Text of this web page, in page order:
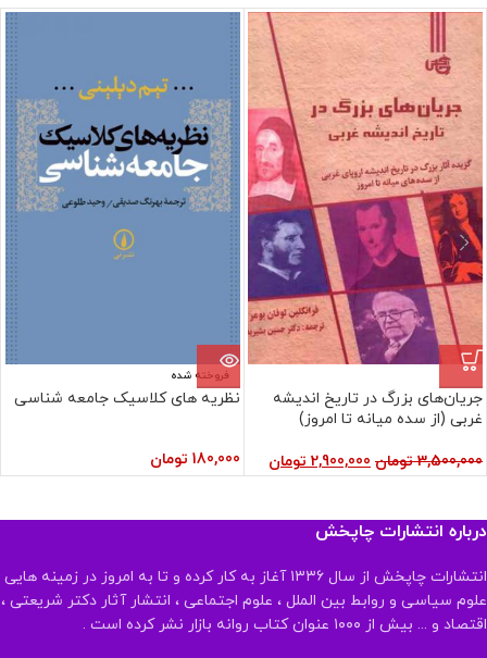
فروش ویژه
جریان‌های بزرگ در تاریخ اندیشه
غربی (از سده میانه تا امروز)
3,500,000 تومان 2,900,000 تومان
فروخته شده
نظریه های کلاسیک جامعه شناسی
180,000 تومان
درباره انتشارات چاپخش
انتشارات چاپخش از سال ۱۳۳۶ آغاز به کار کرده و تا به امروز در زمینه هایی
علوم سیاسی و روابط بین الملل ، علوم اجتماعی ، انتشار آثار دکتر شریعتی ،
اقتصاد و ... بیش از ۱۰۰۰ عنوان کتاب روانه بازار نشر کرده است .